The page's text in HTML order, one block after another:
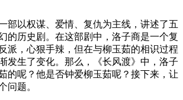
部以权谋、爱情、复仇为主线，讲述了五
的历史剧。在这部剧中，洛子商是一个复
派，心狠手辣，但在与柳玉茹的相识过程
发生了变化。那么，《长风渡》中，洛子
的呢？他是否钟爱柳玉茹呢？接下来，让
问题。